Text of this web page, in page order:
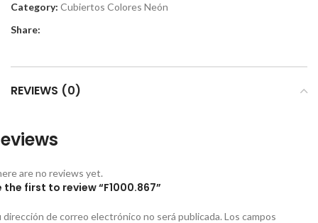
Category: Cubiertos Colores Neón
Share:
REVIEWS (0)
are no reviews yet.
the first to review “F1000.867”
dirección de correo electrónico no será publicada. Los campos